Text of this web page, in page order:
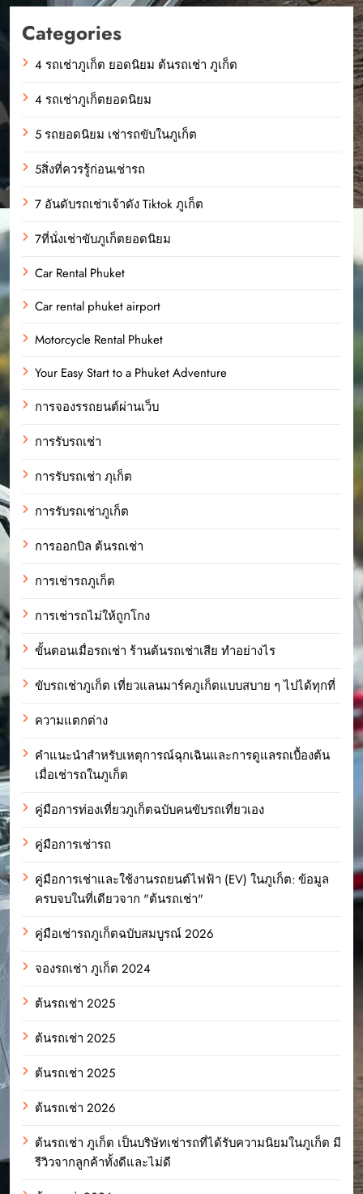
Categories
4 รถเช่าภูเก็ต ยอดนิยม ต้นรถเช่า ภูเก็ต
4 รถเช่าภูเก็ตยอดนิยม
5 รถยอดนิยม เช่ารถขับในภูเก็ต
5สิ่งที่ควรรู้ก่อนเช่ารถ
7 อันดับรถเช่าเจ้าดัง Tiktok ภูเก็ต
7ที่นั่งเช่าขับภูเก็ตยอดนิยม
Car Rental Phuket
Car rental phuket airport
Motorcycle Rental Phuket
Your Easy Start to a Phuket Adventure
การจองรรถยนต์ผ่านเว็บ
การรับรถเช่า
การรับรถเช่า ภุเก็ต
การรับรถเช่าภูเก็ต
การออกบิล ต้นรถเช่า
การเช่ารถภูเก็ต
การเช่ารถไม่ให้ถูกโกง
ขั้นตอนเมื่อรถเช่า ร้านต้นรถเช่าเสีย ทำอย่างไร
ขับรถเช่าภูเก็ต เที่ยวแลนมาร์คภูเก็ตแบบสบาย ๆ ไปได้ทุกที่
ความแตกต่าง
คำแนะนำสำหรับเหตุการณ์ฉุกเฉินและการดูแลรถเบื้องต้น
เมื่อเช่ารถในภูเก็ต
คู่มือการท่องเที่ยวภูเก็ตฉบับคนขับรถเที่ยวเอง
คู่มือการเช่ารถ
คู่มือการเช่าและใช้งานรถยนต์ไฟฟ้า (EV) ในภูเก็ต: ข้อมูล
ครบจบในที่เดียวจาก "ต้นรถเช่า"
คู่มือเช่ารถภูเก็ตฉบับสมบูรณ์ 2026
จองรถเช่า ภูเก็ต 2024
ต้นรถเช่า 2025
ต้นรถเช่า 2025
ต้นรถเช่า 2025
ต้นรถเช่า 2026
ต้นรถเช่า ภูเก็ต เป็นบริษัทเช่ารถที่ได้รับความนิยมในภูเก็ต มี
รีวิวจากลูกค้าทั้งดีและไม่ดี